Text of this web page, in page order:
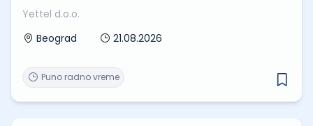
Yettel d.o.o.
Beograd
21.08.2026
Puno radno vreme